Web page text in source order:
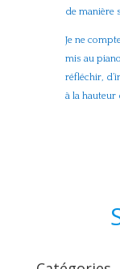
de manière
Je ne
mis au
réfléchir,
à la hauteur